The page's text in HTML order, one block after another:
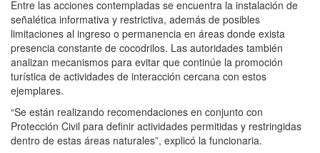
Entre las acciones contempladas se encuentra la instalación de
señalética informativa y restrictiva, además de posibles
limitaciones al ingreso o permanencia en áreas donde exista
presencia constante de cocodrilos. Las autoridades también
analizan mecanismos para evitar que continúe la promoción
turística de actividades de interacción cercana con estos
ejemplares.
“Se están realizando recomendaciones en conjunto con
Protección Civil para definir actividades permitidas y restringidas
dentro de estas áreas naturales”, explicó la funcionaria.